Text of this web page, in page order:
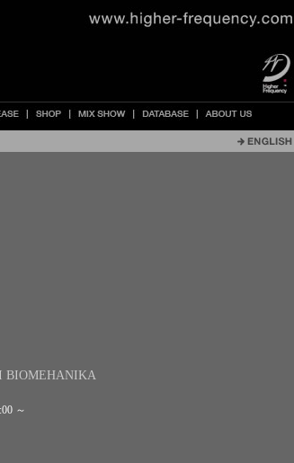
BIOMEHANIKA
～